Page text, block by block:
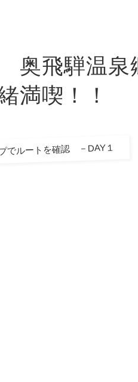
奥飛騨温泉
満喫！！
でルートを確認 －DAY１